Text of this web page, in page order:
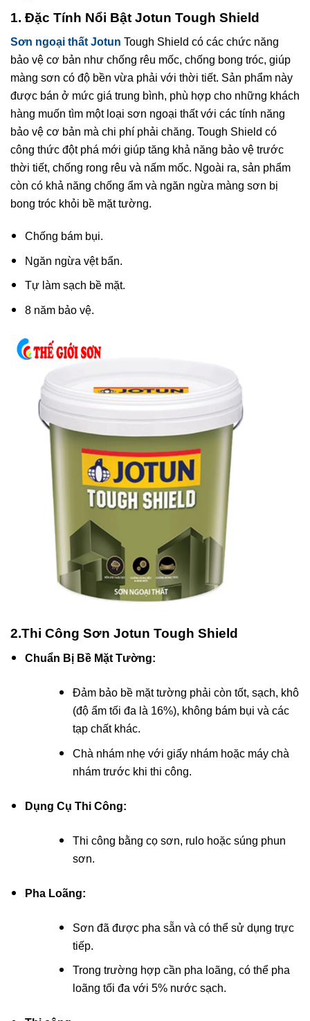
1. Đặc Tính Nổi Bật Jotun Tough Shield
Sơn ngoại thất Jotun Tough Shield có các chức năng
bảo vệ cơ bản như chống rêu mốc, chống bong tróc, giúp
màng sơn có độ bền vừa phải với thời tiết. Sản phẩm này
được bán ở mức giá trung bình, phù hợp cho những khách
hàng muốn tìm một loại sơn ngoại thất với các tính năng
bảo vệ cơ bản mà chi phí phải chăng. Tough Shield có
công thức đột phá mới giúp tăng khả năng bảo vệ trước
thời tiết, chống rong rêu và nấm mốc. Ngoài ra, sản phẩm
còn có khả năng chống ẩm và ngăn ngừa màng sơn bị
bong tróc khỏi bề mặt tường.
Chống bám bụi.
Ngăn ngừa vệt bẩn.
Tự làm sạch bề mặt.
8 năm bảo vệ.
2.Thi Công Sơn Jotun Tough Shield
Chuẩn Bị Bề Mặt Tường:
Đảm bảo bề mặt tường phải còn tốt, sạch, khô
(độ ẩm tối đa là 16%), không bám bụi và các
tạp chất khác.
Chà nhám nhẹ với giấy nhám hoặc máy chà
nhám trước khi thi công.
Dụng Cụ Thi Công:
Thi công bằng cọ sơn, rulo hoặc súng phun
sơn.
Pha Loãng:
Sơn đã được pha sẵn và có thể sử dụng trực
tiếp.
Trong trường hợp cần pha loãng, có thể pha
loãng tối đa với 5% nước sạch.